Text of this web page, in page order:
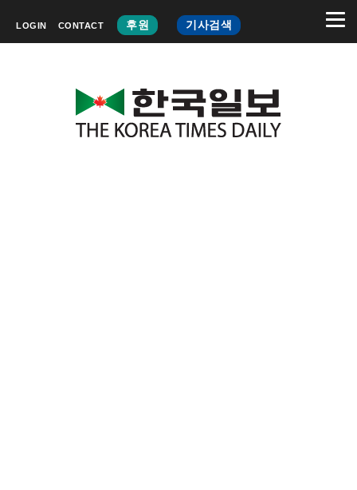
LOGIN CONTACT 후원 기사검색